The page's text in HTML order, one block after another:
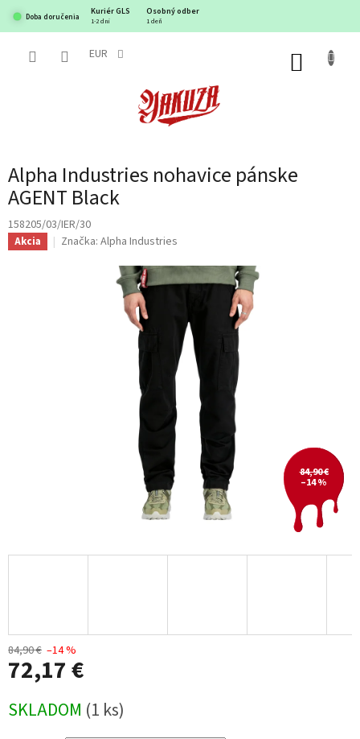
obsah
Doba doručenia
Kuriér GLS Osobný odber
1-2 dni 1 deň
EUR
Alpha Industries nohavice pánske
AGENT Black
158205/03/IER/30
Akcia Značka: Alpha Industries
84,90 €
–14 %
84,90 € –14 %
72,17 €
cena:
SKLADOM (1 ks)